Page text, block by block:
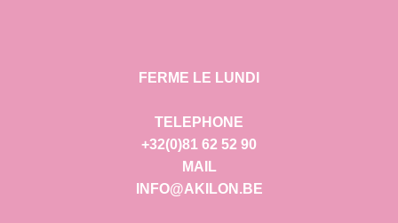
FERME LE LUNDI
TELEPHONE
+32(0)81 62 52 90
MAIL
INFO@AKILON.BE